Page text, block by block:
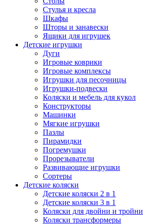
Стулья и кресла
Шкафы
Шторы и занавески
Ящики для игрушек
Детские игрушки
Дуги
Игровые коврики
Игровые комплексы
Игрушки для песочницы
Игрушки-подвески
Коляски и мебель для кукол
Конструкторы
Машинки
Мягкие игрушки
Пазлы
Пирамидки
Погремушки
Прорезыватели
Развивающие игрушки
Сортеры
Детские коляски
Детские коляски 2 в 1
Детские коляски 3 в 1
Коляски для двойни и тройни
Коляски трансформеры